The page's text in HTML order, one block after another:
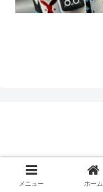
メニュー ホーム